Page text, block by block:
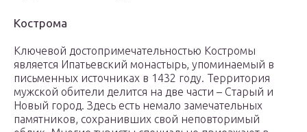
Кострома
Ключевой достопримечательностью Костромы
является Ипатьевский монастырь, упоминаемый в
письменных источниках в 1432 году. Территория
мужской обители делится на две части – Старый и
Новый город. Здесь есть немало замечательных
памятников, сохранивших свой неповторимый